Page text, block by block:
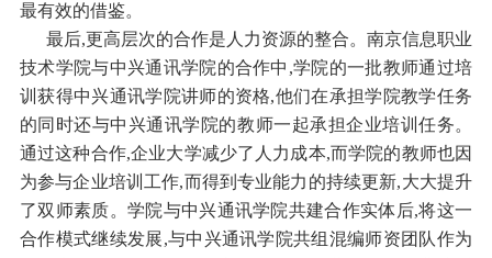
最有效的借鉴。
最后,更高层次的合作是人力资源的整合。南京信息职业
技术学院与中兴通讯学院的合作中,学院的一批教师通过培
训获得中兴通讯学院讲师的资格,他们在承担学院教学任务
的同时还与中兴通讯学院的教师一起承担企业培训任务。
通过这种合作,企业大学减少了人力成本,而学院的教师也因
为参与企业培训工作,而得到专业能力的持续更新,大大提升
了双师素质。学院与中兴通讯学院共建合作实体后,将这一
合作模式继续发展,与中兴通讯学院共组混编师资团队作为